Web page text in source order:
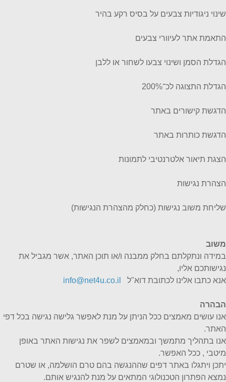
שינוי ניגודיות צבעים על בסיס רקע בהיר
התאמת אתר לעיוורי צבעים
הגדלת הסמן ושינוי צבעו לשחור או ללבן
הגדלת התצוגה לכ־200%
הדגשת קישורים באתר
הדגשת כותרות באתר
הצגת תיאור אלטרנטיבי לתמונות
הצהרת נגישות
שליחת משוב נגישות (כחלק מהצהרת הנגישות)
משוב
במידה ונתקלתם בחלק ממבנה ו/או תוכן האתר, אשר מגביל את
נגישותכם אליו,
אנא כתבו אלינו לכתובת דוא"ל
info@net4u.co.il
הבהרה
אנו עושים מאמצים ככל הניתן על מנת לאפשר גלישה נגישה בכל דפי
האתר.
אנו בתהליך מתמשך ובמאמצים לשפר את נגישות האתר באופן
מיטבי , ככל האפשר.
יתכן ויתגלו באתר דפים שההנגשה בהם טרם הושלמה, או שטרם
נמצא הפתרון הטכנולוגי המתאים על מנת להנגיש אותם.